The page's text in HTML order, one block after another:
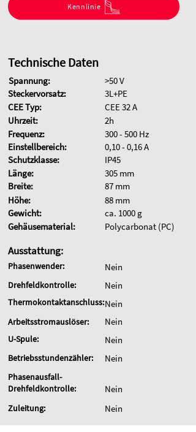
Kennlinie
Technische Daten
Spannung:
Steckervorsatz:
CEE Typ:
Uhrzeit:
Frequenz:
Einstellbereich:
Schutzklasse:
Länge:
Breite:
Höhe:
Gewicht:
Gehäusematerial:
>50 V
3L+PE
CEE 32 A
2h
300 - 500 Hz
0,10 - 0,16 A
IP45
305 mm
87 mm
88 mm
ca. 1000 g
Polycarbonat (PC)
Ausstattung:
Phasenwender: Nein
Drehfeldkontrolle: Nein
Thermokontaktanschluss:Nein
Arbeitsstromauslöser:
U-Spule:
Nein
Nein
Betriebsstundenzähler: Nein
Phasenausfall-
Drehfeldkontrolle:
Nein
Zuleitung: Nein